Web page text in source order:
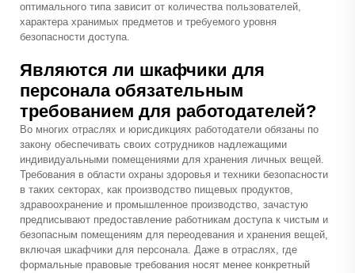
оптимального типа зависит от количества пользователей,
характера хранимых предметов и требуемого уровня
безопасности доступа.
Являются ли шкафчики для
персонала обязательным
требованием для работодателей?
Во многих отраслях и юрисдикциях работодатели обязаны по
закону обеспечивать своих сотрудников надлежащими
индивидуальными помещениями для хранения личных вещей.
Требования в области охраны здоровья и техники безопасности
в таких секторах, как производство пищевых продуктов,
здравоохранение и промышленное производство, зачастую
предписывают предоставление работникам доступа к чистым и
безопасным помещениям для переодевания и хранения вещей,
включая шкафчики для персонала. Даже в отраслях, где
формальные правовые требования носят менее конкретный